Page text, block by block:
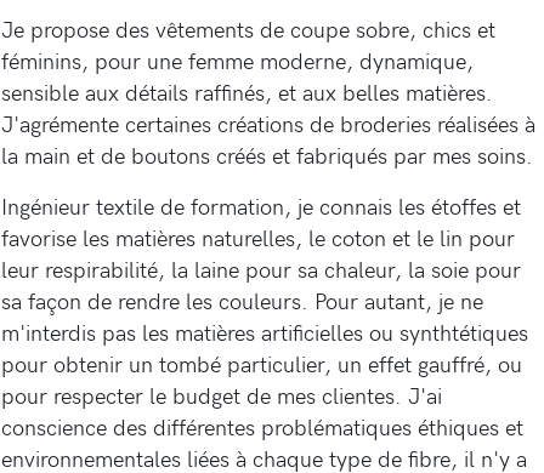
Je propose des vêtements de coupe sobre, chics et
féminins, pour une femme moderne, dynamique,
sensible aux détails raffinés, et aux belles matières.
J'agrémente certaines créations de broderies réalisées à
la main et de boutons créés et fabriqués par mes soins.
Ingénieur textile de formation, je connais les étoffes et
favorise les matières naturelles, le coton et le lin pour
leur respirabilité, la laine pour sa chaleur, la soie pour
sa façon de rendre les couleurs. Pour autant, je ne
m'interdis pas les matières artificielles ou synthtétiques
pour obtenir un tombé particulier, un effet gauffré, ou
pour respecter le budget de mes clientes. J'ai
conscience des différentes problématiques éthiques et
environnementales liées à chaque type de fibre, il n'y a